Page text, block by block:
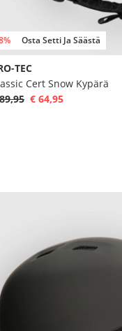
Osta Setti Ja Säästä
TEC
Cert Snow Kypärä
€ 64,95